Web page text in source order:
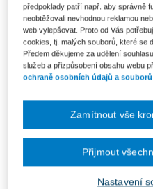
Balíček - Tištěná kniha +
Smarteca + soubory ke
Skladem- expedice do 2
Co je Smarteca?
zaslány dodatečně e-
ks
předpoklady patří např. aby správně
neobtěžovali nevhodnou reklamou
web vylepšovat. Proto od Vás
cookies, tj. malých souborů, které se
Předem děkujeme za udělení
služeb a přizpůsobení obsahu webu
ochraně osobních údajů a
Nastavení
Zamítnout vše
Přijmout